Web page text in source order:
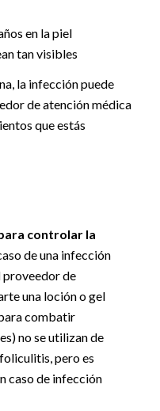
en la piel
tan visibles
la infección puede
de atención médica
que estás
controlar la
de una infección
proveedor de
una loción o gel
combatir
no se utilizan de
pero es
caso de infección